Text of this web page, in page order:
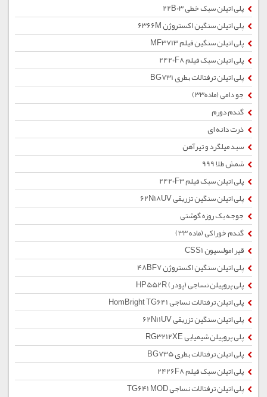
پلی اتیلن سبک خطی 22B03
پلی اتیلن سنگین اکستروژن 6366M
پلی اتیلن سنگین فیلم MF3713
پلی اتیلن سبک فیلم 2420F8
پلی اتیلن ترفتالات بطری BG731
جو دامی (ماده33)
گندم دورم
ذرت دانه ای
سبد میلگرد و تیرآهن
شمش طلا 999
پلی اتیلن سبک فیلم 2420F3
پلی اتیلن سنگین تزریقی 62N18UV
جوجه یک روزه گوشتی
گندم خوراکی (ماده 33)
قیر امولسیون CSS1
پلی اتیلن سنگین اکستروژن 48BF7
پلی پروپیلن نساجی (پودر) HP552R
پلی اتیلن ترفتالات نساجی HomBright TG641
پلی اتیلن سنگین تزریقی 62N11UV
پلی پروپیلن شیمیایی RG3212XE
پلی اتیلن ترفتالات بطری BG735
پلی اتیلن سبک فیلم 2426F8
پلی اتیلن ترفتالات نساجی TG641 MOD